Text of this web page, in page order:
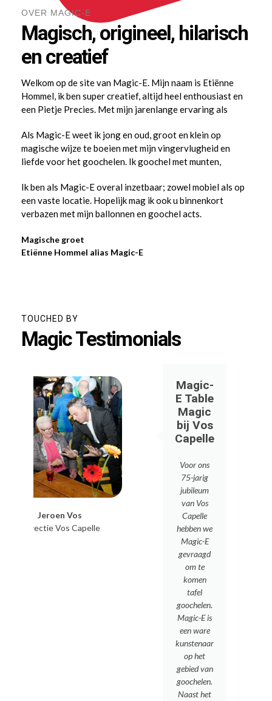
OVER MAGIC-E
Magisch, origineel, hilarisch
en creatief
Welkom op de site van Magic-E. Mijn naam is Etiënne
Hommel, ik ben super creatief, altijd heel enthousiast en
een Pietje Precies. Met mijn jarenlange ervaring als
bijzondere beleving waar mensen nog lang over na zullen
praten. Met Magic-E combineer ik mijn grootste passies:
goochelen, ballonnen en mensen vermaken.
Als Magic-E weet ik jong en oud, groot en klein op
magische wijze te boeien met mijn vingervlugheid en
liefde voor het goochelen. Ik goochel met munten,
er met uw neus bovenop staat, wordt u op een leuke en
sportieve manier in de maling genomen. Naast het
goochelen krijg ik ook altijd zeer veel positieve reacties
Ik ben als Magic-E overal inzetbaar; zowel mobiel als op
een vaste locatie. Hopelijk mag ik ook u binnenkort
verbazen met mijn ballonnen en goochel acts.
Magische groet
Etiënne Hommel alias Magic-E
TOUCHED BY
Magic Testimonials
Magic-
E Table
Magic
bij Vos
Capelle
Voor ons
75-jarig
jubileum
van Vos
Capelle
hebben we
Magic-E
gevraagd
om te
komen
tafel
goochelen.
Magic-E is
een ware
kunstenaar
op het
gebied van
goochelen.
Naast het
Jeroen Vos
Directie Vos Capelle
Een betoverend gezin uit